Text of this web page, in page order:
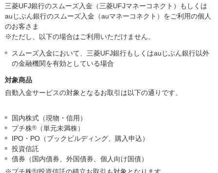
三菱UFJ銀行のスムーズ入金（三菱UFJマネーコネクト）もしくは
auじぶん銀行のスムーズ入金（auマネーコネクト）をご利用の個人
のお客さま
※ただし、以下の場合はご利用いただけません。
スムーズ入金において、三菱UFJ銀行もしくはauじぶん銀行以外
の金融機関を有効としている場合
対象商品
自動入金サービスの対象となるお取引は以下の通りです。
国内株式（現物・信用）
プチ株®
（単元未満株）
IPO・PO（ブックビルディング、購入申込）
投資信託
債券（国内債券、外国債券、個人向け国債）
®